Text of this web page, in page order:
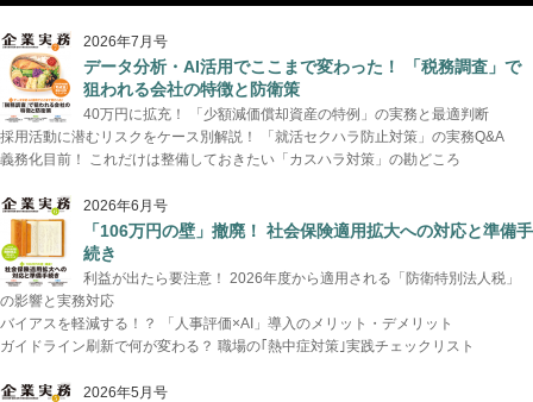
2026年7月号
データ分析・AI活用でここまで変わった！ 「税務調査」で
狙われる会社の特徴と防衛策
40万円に拡充！ 「少額減価償却資産の特例」の実務と最適判断
採用活動に潜むリスクをケース別解説！ 「就活セクハラ防止対策」の実務Q&A
義務化目前！ これだけは整備しておきたい「カスハラ対策」の勘どころ
2026年6月号
「106万円の壁」撤廃！ 社会保険適用拡大への対応と準備手
続き
利益が出たら要注意！ 2026年度から適用される「防衛特別法人税」
の影響と実務対応
バイアスを軽減する！？ 「人事評価×AI」導入のメリット・デメリット
ガイドライン刷新で何が変わる？ 職場の｢熱中症対策｣実践チェックリスト
2026年5月号